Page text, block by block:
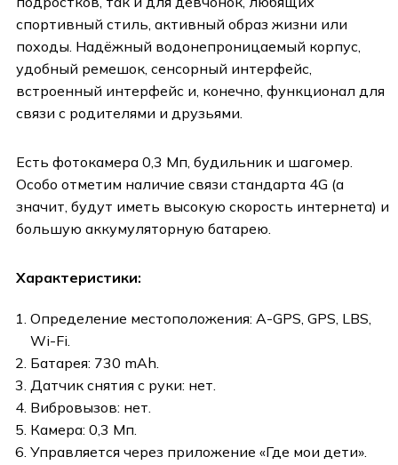
спортивный стиль, активный образ жизни или
походы. Надёжный водонепроницаемый корпус,
удобный ремешок, сенсорный интерфейс,
встроенный интерфейс и, конечно, функционал для
связи с родителями и друзьями.
Есть фотокамера 0,3 Мп, будильник и шагомер.
Особо отметим наличие связи стандарта 4G (а
значит, будут иметь высокую скорость интернета) и
большую аккумуляторную батарею.
Характеристики:
Определение местоположения: A-GPS, GPS, LBS,
Wi-Fi.
Батарея: 730 mAh.
Датчик снятия с руки: нет.
Вибровызов: нет.
Камера: 0,3 Мп.
Управляется через приложение «Где мои дети».